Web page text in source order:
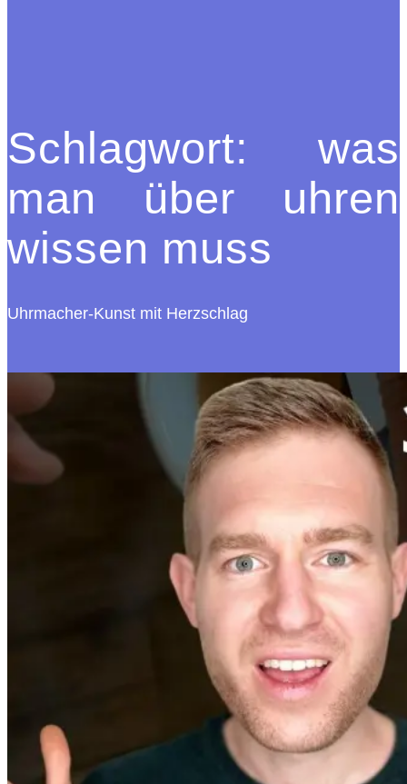
Schlagwort:was
man über uhren
wissen muss
Uhrmacher-Kunst mit Herzschlag